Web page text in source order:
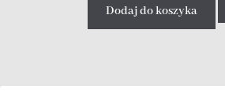
Dodaj do koszyka